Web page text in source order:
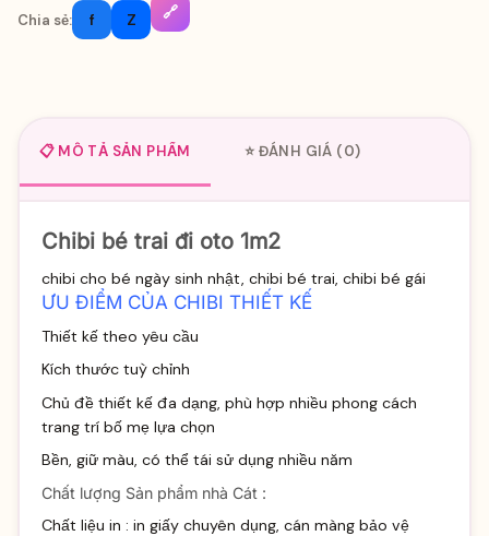
Chia sẻ: f Z 🔗
📋 MÔ TẢ SẢN PHẨM ⭐ ĐÁNH GIÁ (0)
Chibi bé trai đi oto 1m2
chibi cho bé ngày sinh nhật, chibi bé trai, chibi bé gái
ƯU ĐIỂM CỦA CHIBI THIẾT KẾ
Thiết kế theo yêu cầu
Kích thước tuỳ chỉnh
Chủ đề thiết kế đa dạng, phù hợp nhiều phong cách
trang trí bố mẹ lựa chọn
Bền, giữ màu, có thể tái sử dụng nhiều năm
Chất lượng Sản phẩm nhà Cát :
Chất liệu in : in giấy chuyên dụng, cán màng bảo vệ